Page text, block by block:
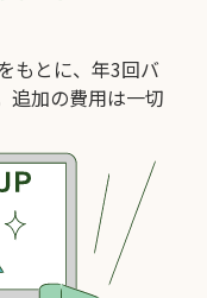
もとに、年3回バ
追加の費用は一切